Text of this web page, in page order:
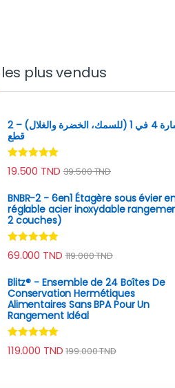
plus vendus
قشارة 4 في 1 (للسمك، الخضرة والغلال) – 2
قطع
Note4.89
sur 5
19.500 TND 39.500TND
BNBR-2 - 6en1 Étagère sous évier
réglable acier inoxydable
2 couches)
Note4.79
sur 5
69.000 TND 119.000TND
Blitz® - Ensemble de 24 Boîtes De
Conservation Hermétiques
Alimentaires Sans BPA Pour Un
Rangement Idéal
Note4.74
sur 5
119.000 TND 199.000TND